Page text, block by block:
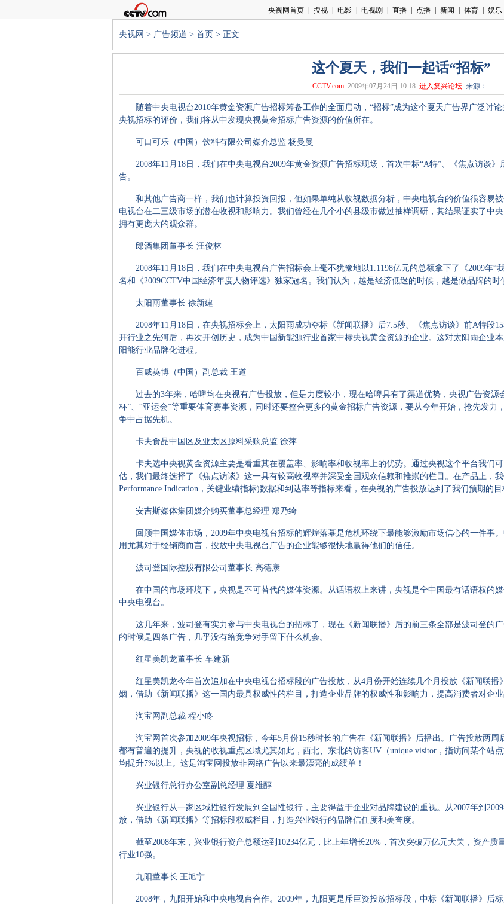
央视网 > 广告频道 > 首页 > 正文
这个夏天，我们一起话“招标”
CCTV.com 2009年07月24日 10:18 进入复兴论坛来源：
随着中央电视台2010年黄金资源广告招标筹备工作的全面启动，“招标”成为这个夏天广告界广泛讨
央视招标的评价，我们将从中发现央视黄金招标广告资源的价值所在。
可口可乐（中国）饮料有限公司媒介总监 杨曼曼
2008年11月18日，我们在中央电视台2009年黄金资源广告招标现场，首次中标“A特”、《焦点访谈》
告。
和其他广告商一样，我们也计算投资回报，但如果单纯从收视数据分析，中央电视台的价值很容易
电视台在二三级市场的潜在收视和影响力。我们曾经在几个小的县级市做过抽样调研，其结果证实了中
拥有更庞大的观众群。
郎酒集团董事长 汪俊林
2008年11月18日，我们在中央电视台广告招标会上毫不犹豫地以1.1198亿元的总额拿下了《2009年“
名和《2009CCTV中国经济年度人物评选》独家冠名。我们认为，越是经济低迷的时候，越是做品牌的时
太阳雨董事长 徐新建
2008年11月18日，在央视招标会上，太阳雨成功夺标《新闻联播》后7.5秒、《焦点访谈》前A特段
开行业之先河后，再次开创历史，成为中国新能源行业首家中标央视黄金资源的企业。这对太阳雨企业
阳能行业品牌化进程。
百威英博（中国）副总裁 王道
过去的3年来，哈啤均在央视有广告投放，但是力度较小，现在哈啤具有了渠道优势，央视广告资源
杯”、“亚运会”等重要体育赛事资源，同时还要整合更多的黄金招标广告资源，要从今年开始，抢先发
争中占据先机。
卡夫食品中国区及亚太区原料采购总监 徐萍
卡夫选中央视黄金资源主要是看重其在覆盖率、影响率和收视率上的优势。通过央视这个平台我们
估，我们最终选择了《焦点访谈》这一具有较高收视率并深受全国观众信赖和推崇的栏目。在产品上，
Performance Indication，关键业绩指标)数据和到达率等指标来看，在央视的广告投放达到了我们预期的目
安吉斯媒体集团媒介购买董事总经理 郑乃绮
回顾中国媒体市场，2009年中央电视台招标的辉煌落幕是危机环绕下最能够激励市场信心的一件事
用尤其对于经销商而言，投放中央电视台广告的企业能够很快地赢得他们的信任。
波司登国际控股有限公司董事长 高德康
在中国的市场环境下，央视是不可替代的媒体资源。从话语权上来讲，央视是全中国最有话语权的
中央电视台。
这几年来，波司登有实力参与中央电视台的招标了，现在《新闻联播》后的前三条全部是波司登的
的时候是四条广告，几乎没有给竞争对手留下什么机会。
红星美凯龙董事长 车建新
红星美凯龙今年首次追加在中央电视台招标段的广告投放，从4月份开始连续几个月投放《新闻联播
姻，借助《新闻联播》这一国内最具权威性的栏目，打造企业品牌的权威性和影响力，提高消费者对企
淘宝网副总裁 程小咚
淘宝网首次参加2009年央视招标，今年5月份15秒时长的广告在《新闻联播》后播出。广告投放两周
都有普遍的提升，央视的收视重点区域尤其如此，西北、东北的访客UV（unique visitor，指访问某个站
均提升7%以上。这是淘宝网投放非网络广告以来最漂亮的成绩单！
兴业银行总行办公室副总经理 夏维醇
兴业银行从一家区域性银行发展到全国性银行，主要得益于企业对品牌建设的重视。从2007年到
放，借助《新闻联播》等招标段权威栏目，打造兴业银行的品牌信任度和美誉度。
截至2008年末，兴业银行资产总额达到10234亿元，比上年增长20%，首次突破万亿元大关，资产质
行业10强。
九阳董事长 王旭宁
2008年，九阳开始和中央电视台合作。2009年，九阳更是斥巨资投放招标段，中标《新闻联播》后